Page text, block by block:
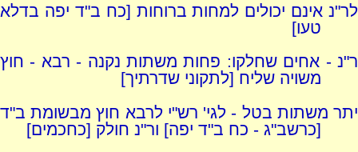
לר"נ אינם יכולים למחות ברוחות [כח ב"ד יפה בדלא
טעו]
ר"נ - אחים שחלקו: פחות משתות נקנה - רבא - חוץ
משויה שליח [לתקוני שדרתיך]
יתר משתות בטל - לגי' רש"י לרבא חוץ מבשומת ב"ד
[כרשב"ג - כח ב"ד יפה] ור"נ חולק [כחכמים]